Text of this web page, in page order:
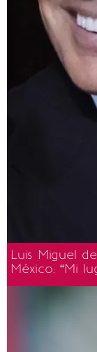
Luis Miguel
México: “Mi